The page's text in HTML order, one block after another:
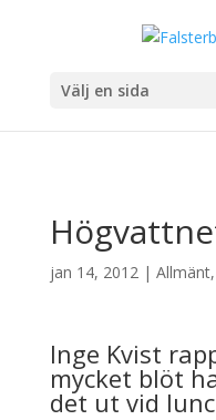
Välj en sida
jan 14, 2012| Allmänt,
Inge Kvist
mycket blöt
det ut vid